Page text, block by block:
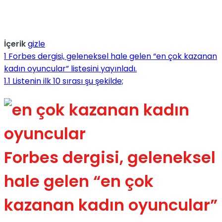
View All Result
İçerikgizle
1 Forbes dergisi, geleneksel hale gelen “en çok kazanan
kadın oyuncular” listesini yayınladı.
1.1 Listenin ilk 10 sırası şu şekilde;
Forbes dergisi, geleneksel
hale gelen “en çok
kazanan kadın oyuncular”